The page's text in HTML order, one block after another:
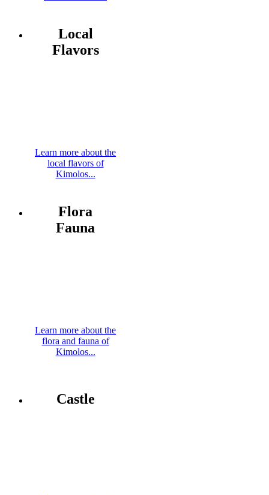
Local
Flavors
Learn more about the
local flavors of
Kimolos...
Flora
Fauna
Learn more about the
flora and fauna of
Kimolos...
Castle